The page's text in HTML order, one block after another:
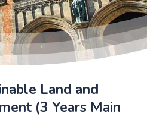
Land and
(3 Years Main